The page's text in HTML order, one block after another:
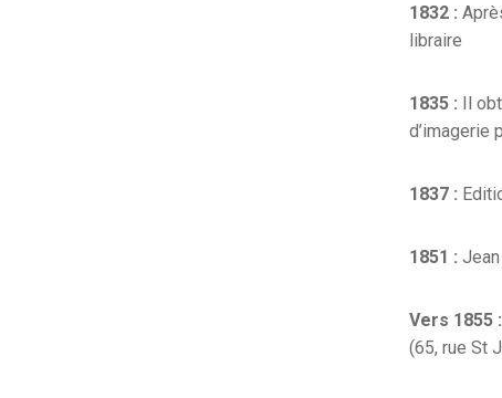
1832 :
libraire
1835 : Il
d’imagerie
1837 :
1851 :
Vers 1855 :
(65, rue St